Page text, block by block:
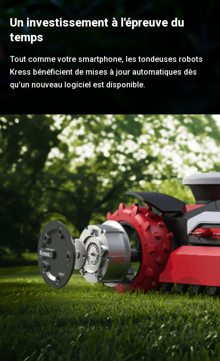
Un investissement à l'épreuve du
temps
Tout comme votre smartphone, les tondeuses robots
Kress bénéficient de mises à jour automatiques dès
qu'un nouveau logiciel est disponible.